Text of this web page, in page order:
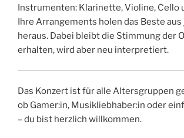
Instrumenten: Klarinette, Violine, Cello
Ihre Arrangements holen das Beste
heraus. Dabei bleibt die Stimmung der
erhalten, wird aber neu interpretiert.
Das Konzert ist für alle Altersgruppen
ob Gamer:in, Musikliebhaber:in oder
– du bist herzlich willkommen.